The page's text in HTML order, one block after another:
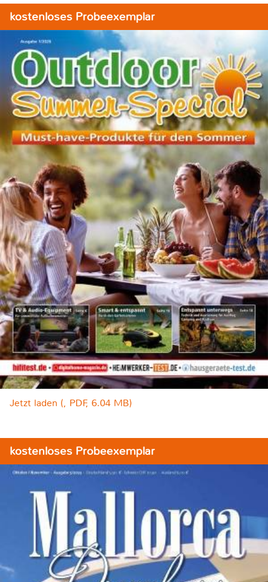
kostenloses Probeexemplar
Jetzt laden (, PDF, 6.04 MB)
kostenloses Probeexemplar